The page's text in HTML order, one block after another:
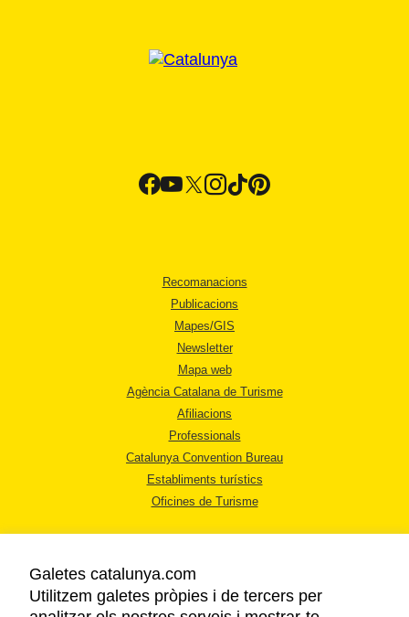
Recomanacions
Publicacions
Mapes/GIS
Newsletter
Mapa web
Agència Catalana de Turisme
Afiliacions
Professionals
Catalunya Convention Bureau
Establiments turístics
Oficines de Turisme
Galetes catalunya.com
Utilitzem galetes pròpies i de tercers per